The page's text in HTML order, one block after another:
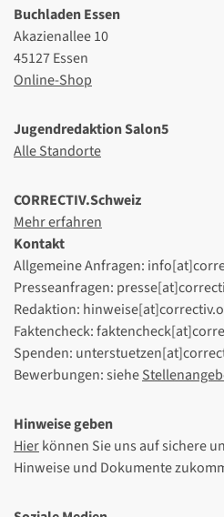
Buchladen Essen
Akazienallee 10
45127 Essen
Online-Shop
Jugendredaktion Salon5
Alle Standorte
CORRECTIV.Schweiz
Mehr erfahren
Kontakt
Allgemeine Anfragen:
Presseanfragen:
Redaktion:
Faktencheck:
Spenden:
Bewerbungen: siehe
Hinweise geben
Hierkönnen Sie uns auf sichere
Hinweise und Dokumente